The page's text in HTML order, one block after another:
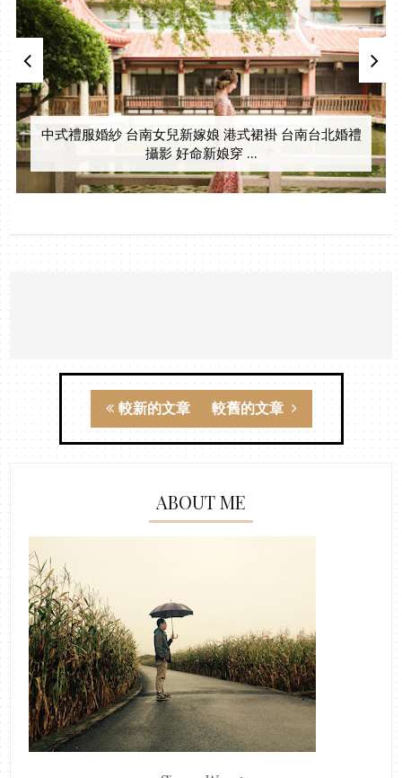
中式禮服婚紗 台南女兒新嫁娘 港式裙褂 台南台北婚禮
攝影 好命新娘穿 ...
較新的文章 較舊的文章
ABOUT ME